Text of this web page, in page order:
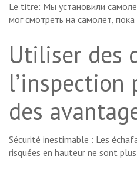
Le titre: Мы установили
мог смотреть на самолёт,
Utiliser des
l’inspection
des
Sécurité inestimable : Les
risquées en hauteur ne sont